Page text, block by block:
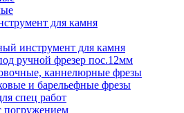
для камня
инструмент для камня
ручной фрезер пос.12мм
каннелюрные фрезы
и барельефные фрезы
спец работ
погружением